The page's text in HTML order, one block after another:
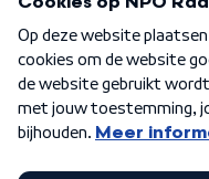
Algemene voorwaarden